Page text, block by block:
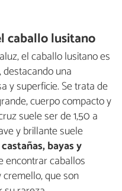
caballo lusitano
el caballo lusitano es
, destacando una
y superficie. Se trata de
cuerpo compacto y
suele ser de 1,50 a
y brillante suele
bayas y
encontrar caballos
que son